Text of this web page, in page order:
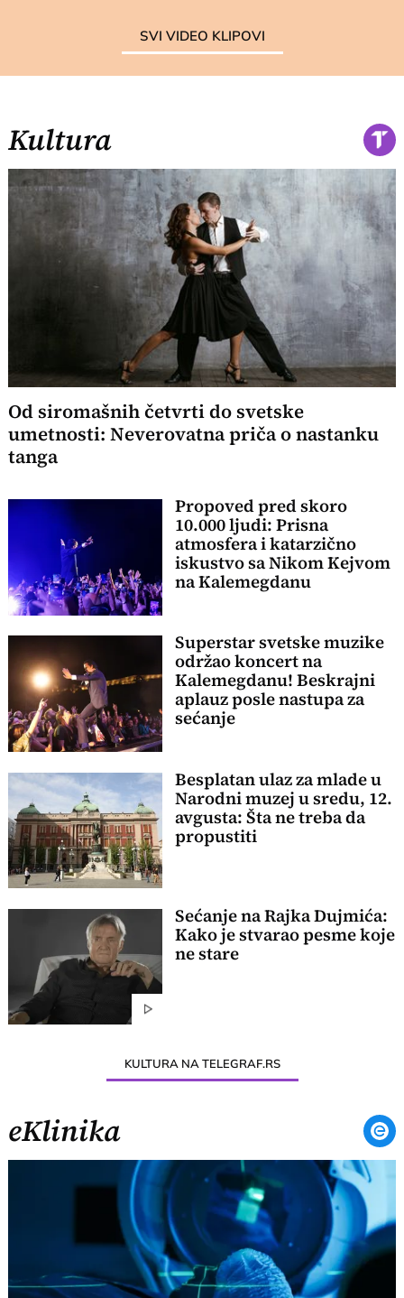
SVI VIDEO KLIPOVI
Kultura
Od siromašnih četvrti do svetske
umetnosti: Neverovatna priča o nastanku
tanga
Propoved pred skoro
10.000 ljudi: Prisna
atmosfera i katarzično
iskustvo sa Nikom Kejvom
na Kalemegdanu
Superstar svetske muzike
održao koncert na
Kalemegdanu! Beskrajni
aplauz posle nastupa za
sećanje
Besplatan ulaz za mlade u
Narodni muzej u sredu, 12.
avgusta: Šta ne treba da
propustiti
Sećanje na Rajka Dujmića:
Kako je stvarao pesme koje
ne stare
KULTURA NA TELEGRAF.RS
eKlinika